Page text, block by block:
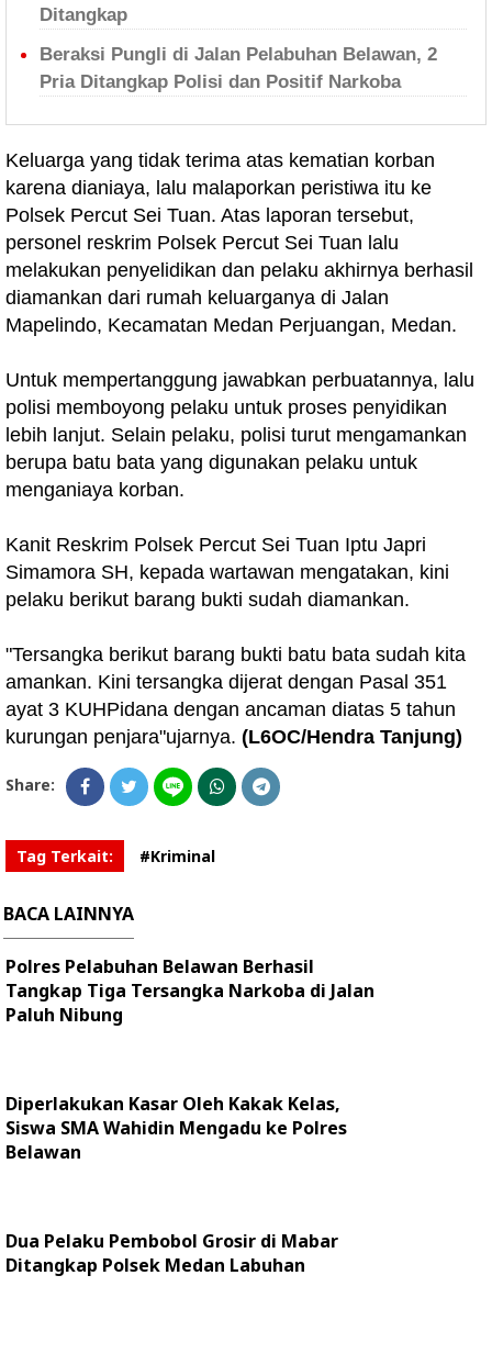
Ditangkap
Beraksi Pungli di Jalan Pelabuhan Belawan, 2
Pria Ditangkap Polisi dan Positif Narkoba
Keluarga yang tidak terima atas kematian korban
karena dianiaya, lalu malaporkan peristiwa itu ke
Polsek Percut Sei Tuan. Atas laporan tersebut,
personel reskrim Polsek Percut Sei Tuan lalu
melakukan penyelidikan dan pelaku akhirnya berhasil
diamankan dari rumah keluarganya di Jalan
Mapelindo, Kecamatan Medan Perjuangan, Medan.
Untuk mempertanggung jawabkan perbuatannya, lalu
polisi memboyong pelaku untuk proses penyidikan
lebih lanjut. Selain pelaku, polisi turut mengamankan
berupa batu bata yang digunakan pelaku untuk
menganiaya korban.
Kanit Reskrim Polsek Percut Sei Tuan Iptu Japri
Simamora SH, kepada wartawan mengatakan, kini
pelaku berikut barang bukti sudah diamankan.
"Tersangka berikut barang bukti batu bata sudah kita
amankan. Kini tersangka dijerat dengan Pasal 351
ayat 3 KUHPidana dengan ancaman diatas 5 tahun
kurungan penjara"ujarnya. (L6OC/Hendra Tanjung)
Share:
Tag Terkait: #Kriminal
BACA LAINNYA
Polres Pelabuhan Belawan Berhasil
Tangkap Tiga Tersangka Narkoba di Jalan
Paluh Nibung
Diperlakukan Kasar Oleh Kakak Kelas,
Siswa SMA Wahidin Mengadu ke Polres
Belawan
Dua Pelaku Pembobol Grosir di Mabar
Ditangkap Polsek Medan Labuhan